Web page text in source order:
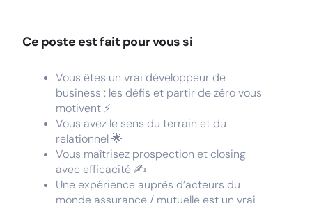
Ce poste est fait pour vous si
Vous êtes un vrai développeur de
business : les défis et partir de zéro vous
motivent ⚡
Vous avez le sens du terrain et du
relationnel 🌟
Vous maîtrisez prospection et closing
avec efficacité ✍️
Une expérience auprès d’acteurs du
monde assurance / mutuelle est un vrai